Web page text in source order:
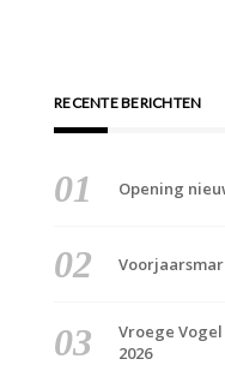
RECENTE BERICHTEN
Opening
Vroege
2026